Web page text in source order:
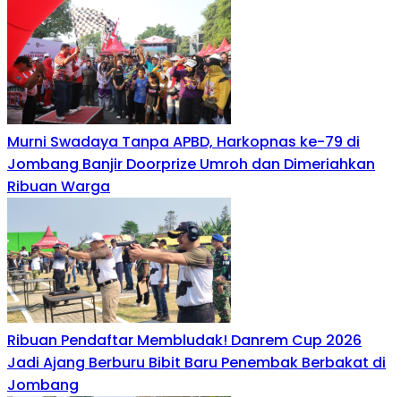
Murni Swadaya Tanpa APBD, Harkopnas ke-79 di
Jombang Banjir Doorprize Umroh dan Dimeriahkan
Ribuan Warga
Ribuan Pendaftar Membludak! Danrem Cup 2026
Jadi Ajang Berburu Bibit Baru Penembak Berbakat di
Jombang